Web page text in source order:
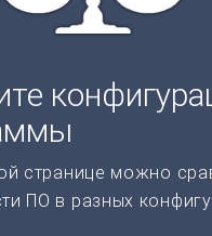
странице можно
ПО в разных